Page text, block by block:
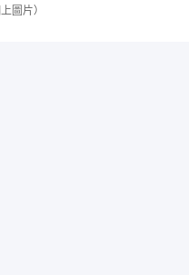
圖片）